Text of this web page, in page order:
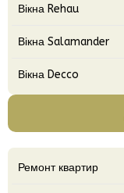
Вікна Rehau
Вікна Salamander
Вікна Decco
Ремонт квартир